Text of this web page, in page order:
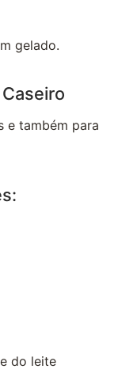
gelado.
e também para
do leite